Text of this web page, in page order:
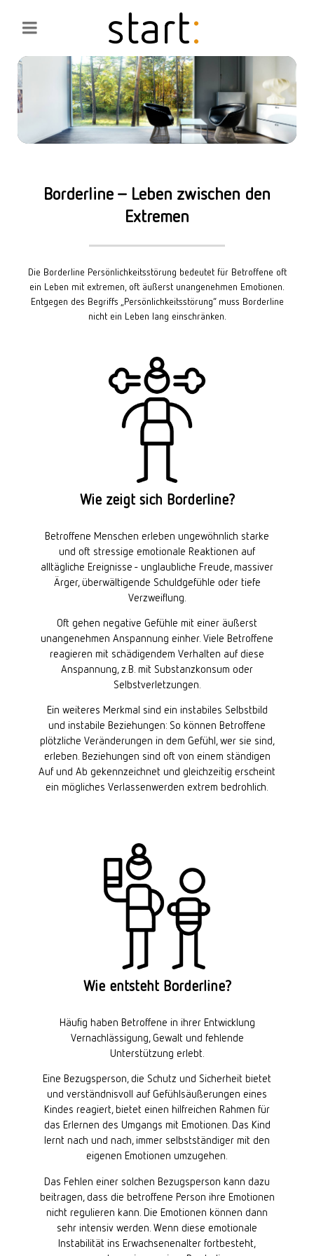
Borderline – Leben zwischen den
Extremen
Die Borderline Persönlichkeitsstörung bedeutet für Betroffene oft
ein Leben mit extremen, oft äußerst unangenehmen Emotionen.
Entgegen des Begriffs „Persönlichkeitsstörung“ muss Borderline
nicht ein Leben lang einschränken.
Wie zeigt sich Borderline?
Betroffene Menschen erleben ungewöhnlich starke
und oft stressige emotionale Reaktionen auf
alltägliche Ereignisse - unglaubliche Freude, massiver
Ärger, überwältigende Schuldgefühle oder tiefe
Verzweiflung.
Oft gehen negative Gefühle mit einer äußerst
unangenehmen Anspannung einher. Viele Betroffene
reagieren mit schädigendem Verhalten auf diese
Anspannung, z.B. mit Substanzkonsum oder
Selbstverletzungen.
Ein weiteres Merkmal sind ein instabiles Selbstbild
und instabile Beziehungen: So können Betroffene
plötzliche Veränderungen in dem Gefühl, wer sie sind,
erleben. Beziehungen sind oft von einem ständigen
Auf und Ab gekennzeichnet und gleichzeitig erscheint
ein mögliches Verlassenwerden extrem bedrohlich.
Wie entsteht Borderline?
Häufig haben Betroffene in ihrer Entwicklung
Vernachlässigung, Gewalt und fehlende
Unterstützung erlebt.
Eine Bezugsperson, die Schutz und Sicherheit bietet
und verständnisvoll auf Gefühlsäußerungen eines
Kindes reagiert, bietet einen hilfreichen Rahmen für
das Erlernen des Umgangs mit Emotionen. Das Kind
lernt nach und nach, immer selbstständiger mit den
eigenen Emotionen umzugehen.
Das Fehlen einer solchen Bezugsperson kann dazu
beitragen, dass die betroffene Person ihre Emotionen
nicht regulieren kann. Die Emotionen können dann
sehr intensiv werden. Wenn diese emotionale
Instabilität ins Erwachsenenalter fortbesteht,